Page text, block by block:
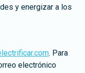
y energizar a los
. Para
electrónico